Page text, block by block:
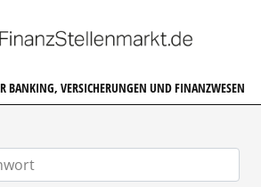
BANKING, VERSICHERUNGEN UND FINANZWESEN